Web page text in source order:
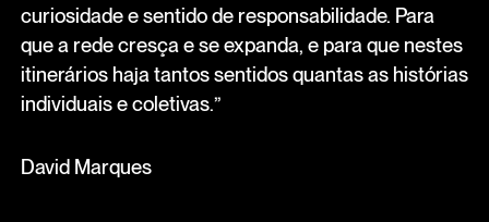
curiosidade e sentido de responsabilidade. Para
que a rede cresça e se expanda, e para que nestes
itinerários haja tantos sentidos quantas as histórias
individuais e coletivas.”
David Marques